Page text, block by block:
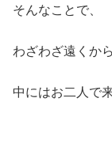
そんなことで、
わざわざ遠くか
中にはお二人で